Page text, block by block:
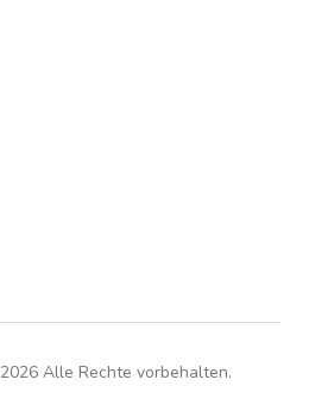
2026Alle Rechte vorbehalten.